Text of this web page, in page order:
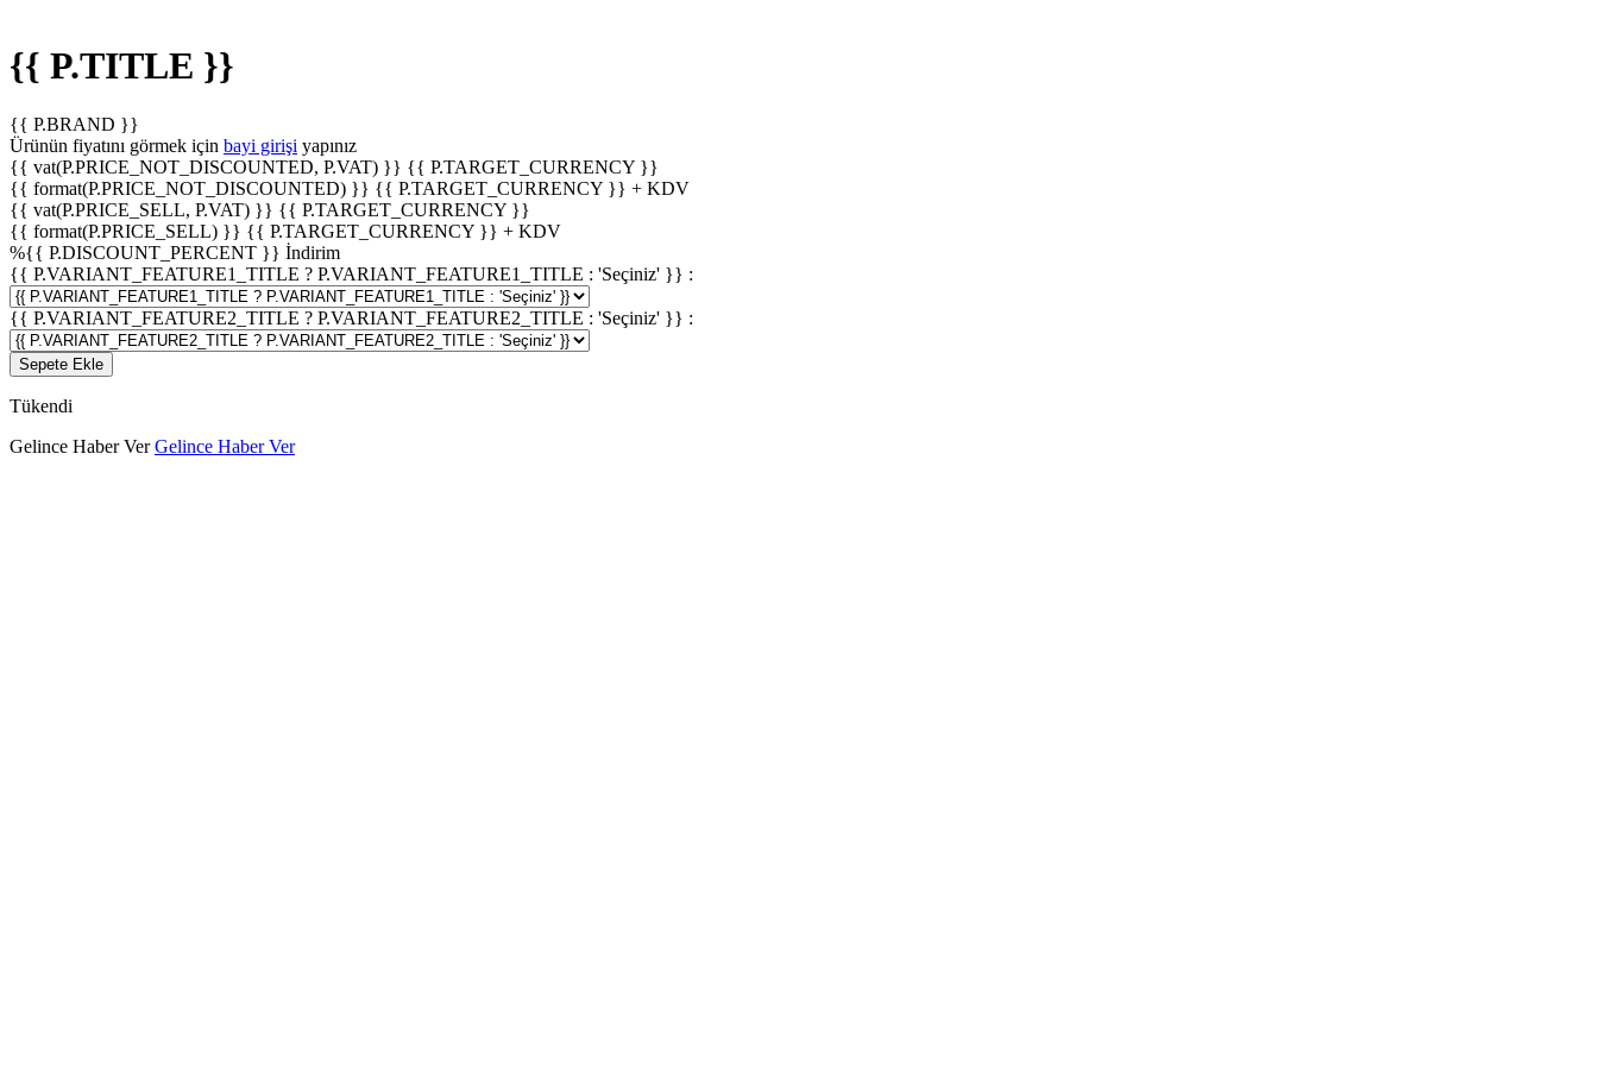
{{ P.TITLE }}
{{ P.BRAND }}
Ürünün fiyatını görmek için bayi girişi yapınız
{{ vat(P.PRICE_NOT_DISCOUNTED, P.VAT) }} {{ P.TARGET_CURRENCY }}
{{ format(P.PRICE_NOT_DISCOUNTED) }} {{ P.TARGET_CURRENCY }} + KDV
{{ vat(P.PRICE_SELL, P.VAT) }} {{ P.TARGET_CURRENCY }}
{{ format(P.PRICE_SELL) }} {{ P.TARGET_CURRENCY }} + KDV
%{{ P.DISCOUNT_PERCENT }} İndirim
{{ P.VARIANT_FEATURE1_TITLE ? P.VARIANT_FEATURE1_TITLE : 'Seçiniz' }} :
{{ P.VARIANT_FEATURE2_TITLE ? P.VARIANT_FEATURE2_TITLE : 'Seçiniz' }} :
Sepete Ekle
Tükendi
Gelince Haber Ver Gelince Haber Ver